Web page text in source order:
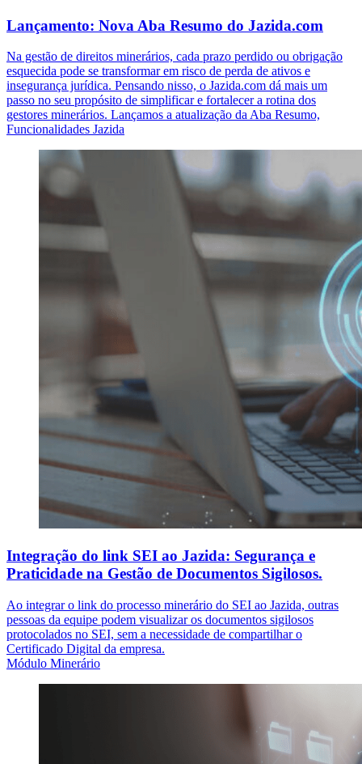
Lançamento: Nova Aba Resumo do Jazida.com
Na gestão de direitos minerários, cada prazo perdido ou obrigação
esquecida pode se transformar em risco de perda de ativos e
insegurança jurídica. Pensando nisso, o Jazida.com dá mais um
passo no seu propósito de simplificar e fortalecer a rotina dos
gestores minerários. Lançamos a atualização da Aba Resumo,
Funcionalidades Jazida
Integração do link SEI ao Jazida: Segurança e
Praticidade na Gestão de Documentos Sigilosos.
Ao integrar o link do processo minerário do SEI ao Jazida, outras
pessoas da equipe podem visualizar os documentos sigilosos
protocolados no SEI, sem a necessidade de compartilhar o
Certificado Digital da empresa.
Módulo Minerário